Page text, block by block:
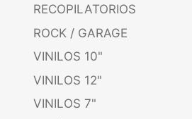
RECOPILATORIOS
ROCK / GARAGE
VINILOS 10"
VINILOS 12"
VINILOS 7"